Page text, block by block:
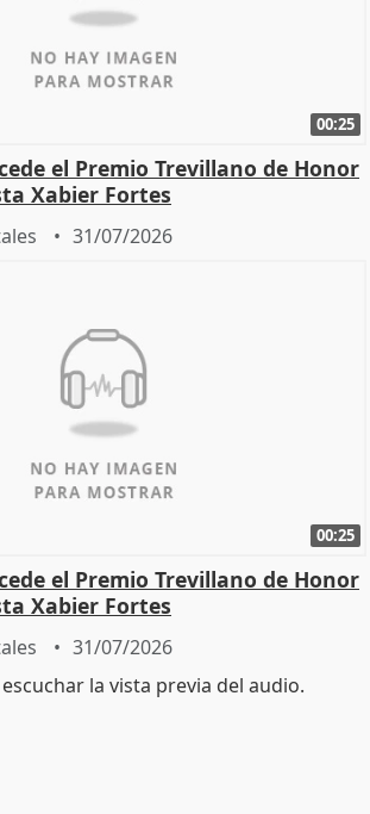
00:25
el Premio Trevillano de Honor
Xabier Fortes
31/07/2026
00:25
el Premio Trevillano de Honor
Xabier Fortes
31/07/2026